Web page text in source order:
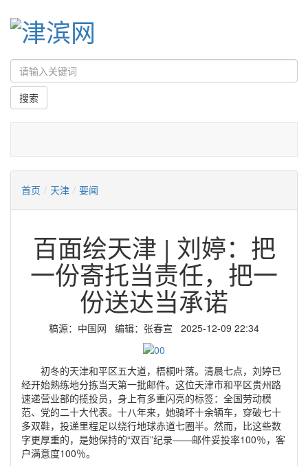
首页 / 天津 / 要闻
​百面绘天津 | 刘婷：把
一份寄托当责任，把一
份送达当承诺
稿源：中国网 编辑：张春宣 2025-12-09 22:34
初冬的天津和平区五大道，梧桐叶落。清晨七点，刘婷已
经开始熟练地分拣当天第一批邮件。这位天津市和平区贵州路
速递营业部的揽投员，身上有多重闪亮的标签：全国劳动模
范、党的二十大代表。十八年来，她骑坏十余辆车，穿破七十
多双鞋，投递里程足以绕行地球赤道七圈半。然而，比这些数
字更厚重的，是她保持的“双百”纪录——邮件妥投率100％，客
户满意度100％。